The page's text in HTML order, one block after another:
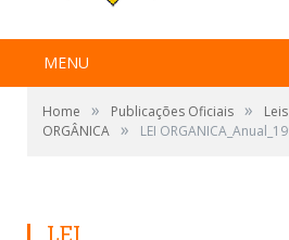
MENU
Home » Publicações Oficiais » Leis
ORGÂNICA » LEI
LEI